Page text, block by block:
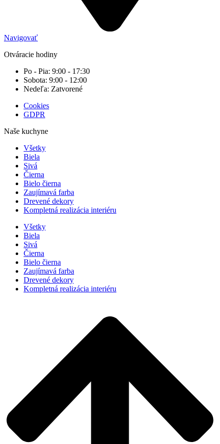
Navigovať
Otváracie hodiny
Po - Pia: 9:00 - 17:30
Sobota: 9:00 - 12:00
Nedeľa: Zatvorené
Cookies
GDPR
Naše kuchyne
Všetky
Biela
Sivá
Čierna
Bielo čierna
Zaujímavá farba
Drevené dekory
Kompletná realizácia interiéru
Všetky
Biela
Sivá
Čierna
Bielo čierna
Zaujímavá farba
Drevené dekory
Kompletná realizácia interiéru